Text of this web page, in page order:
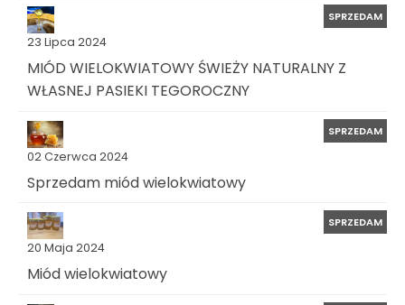
23 Lipca 2024
SPRZEDAM
MIÓD WIELOKWIATOWY ŚWIEŻY NATURALNY Z
WŁASNEJ PASIEKI TEGOROCZNY
02 Czerwca 2024
SPRZEDAM
Sprzedam miód wielokwiatowy
20 Maja 2024
SPRZEDAM
Miód wielokwiatowy